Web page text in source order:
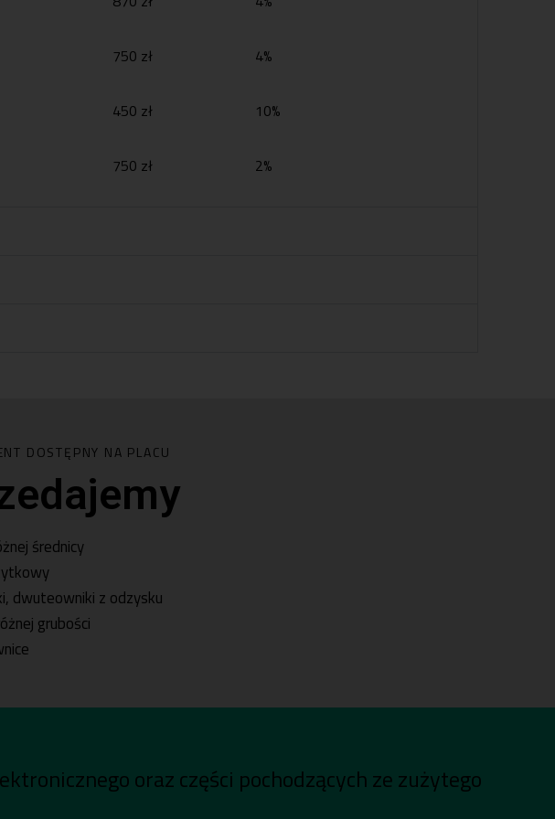
750 zł 4%
450 zł 10%
750 zł 2%
DOSTĘPNY NA PLACU
średnicy
dwuteowniki z odzysku
grubości
oraz części pochodzących ze zużytego